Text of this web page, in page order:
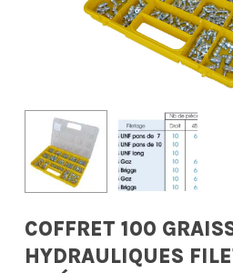
COFFRET 100
HYDRAULIQUES